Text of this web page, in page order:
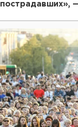
пострадавших»,